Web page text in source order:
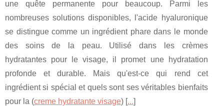
une quête permanente pour beaucoup. Parmi les
nombreuses solutions disponibles, l'acide hyaluronique
se distingue comme un ingrédient phare dans le monde
des soins de la peau. Utilisé dans les crèmes
hydratantes pour le visage, il promet une hydratation
profonde et durable. Mais qu'est-ce qui rend cet
ingrédient si spécial et quels sont ses véritables bienfaits
pour la (creme hydratante visage) [...]